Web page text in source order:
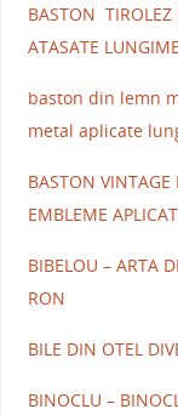
BASTON
ATASATE
baston din lemn
metal aplicate
BASTON
EMBLEME
BIBELOU – ARTA
RON
BILE DIN OTEL
BINOCLU –